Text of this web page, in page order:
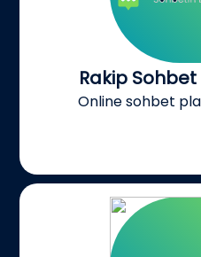
Rakip
Online sohbet